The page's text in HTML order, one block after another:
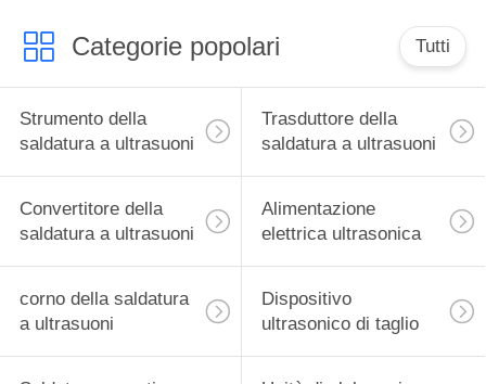
Categorie popolari Tutti
Strumento della
saldatura a ultrasuoni
Trasduttore della
saldatura a ultrasuoni
Convertitore della
saldatura a ultrasuoni
Alimentazione
elettrica ultrasonica
corno della saldatura
a ultrasuoni
Dispositivo
ultrasonico di taglio